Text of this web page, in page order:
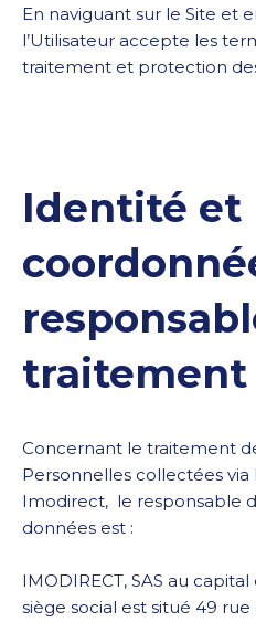
En naviguant sur le Site et
l’Utilisateur accepte les
traitement et protection
Identité et
traitement
Concernant le traitement
Personnelles collectées via
Imodirect, le responsable
données est :
IMODIRECT, SAS au
siège social est situé 49